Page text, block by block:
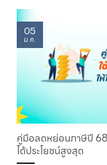
คู่มือลดหย่อนภาษีปี
ได้ประโยชน์สูงสุด
05
ม.ค.